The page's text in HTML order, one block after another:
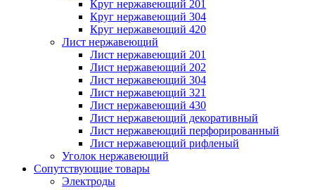
Круг нержавеющий 201
Круг нержавеющий 304
Круг нержавеющий 420
Лист нержавеющий
Лист нержавеющий 201
Лист нержавеющий 202
Лист нержавеющий 304
Лист нержавеющий 321
Лист нержавеющий 430
Лист нержавеющий декоративный
Лист нержавеющий перфорированный
Лист нержавеющий рифленый
Уголок нержавеющий
Cопутствующие товары
Электроды